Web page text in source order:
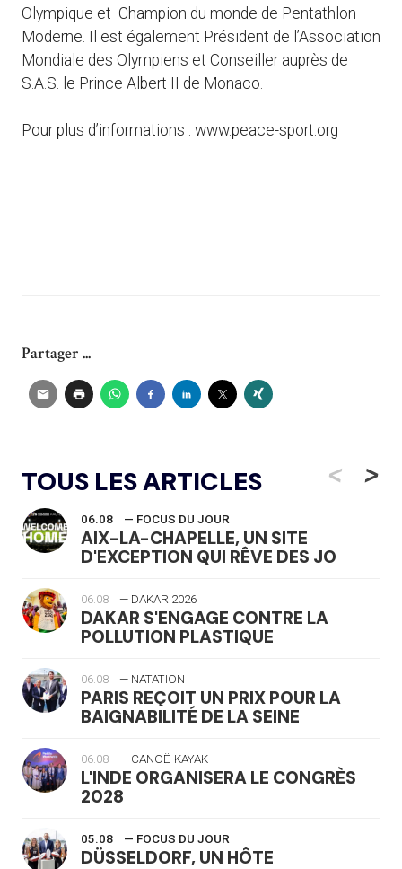
Olympique et Champion du monde de Pentathlon
Moderne. Il est également Président de l’Association
Mondiale des Olympiens et Conseiller auprès de
S.A.S. le Prince Albert II de Monaco.
Pour plus d’informations : www.peace-sport.org
Partager ...
TOUS LES ARTICLES <
06.08 — FOCUS DU JOUR
AIX-LA-CHAPELLE, UN SITE
D'EXCEPTION QUI RÊVE DES JO
06.08 — DAKAR 2026
DAKAR S'ENGAGE CONTRE LA
POLLUTION PLASTIQUE
06.08 — NATATION
PARIS REÇOIT UN PRIX POUR LA
BAIGNABILITÉ DE LA SEINE
06.08 — CANOË-KAYAK
L'INDE ORGANISERA LE CONGRÈS
2028
05.08 — FOCUS DU JOUR
DÜSSELDORF, UN HÔTE
>